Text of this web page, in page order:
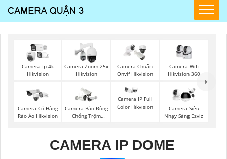
Camera Ip 4k
Hikvision
Camera Zoom 25x
Hikvision
Camera Chuẩn
Onvif Hikvision
Camera Wifi
Hikvision 360
Camera Có Hàng
Rào Ảo Hikvision
Camera Báo Động
Chống Trộm
Camera IP Full
Color Hikvision
Camera Siêu
Nhạy Sáng Ezviz
CAMERA IP DOME